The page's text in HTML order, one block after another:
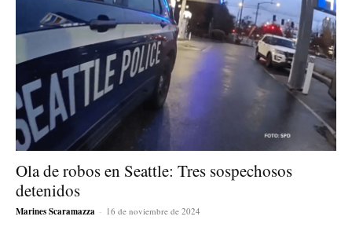
Ola de robos en Seattle: Tres sospechosos
detenidos
Marines Scaramazza - 16 de noviembre de 2024